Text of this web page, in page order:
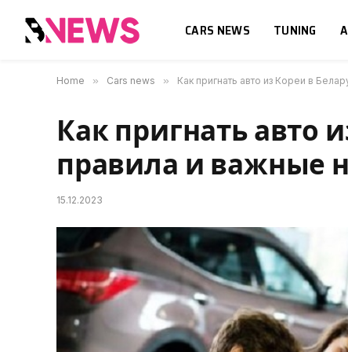
CARS NEWS TUNING
Home » Cars news » Как пригнать авто из Кореи в
Как пригнать авто
правила и важные
15.12.2023